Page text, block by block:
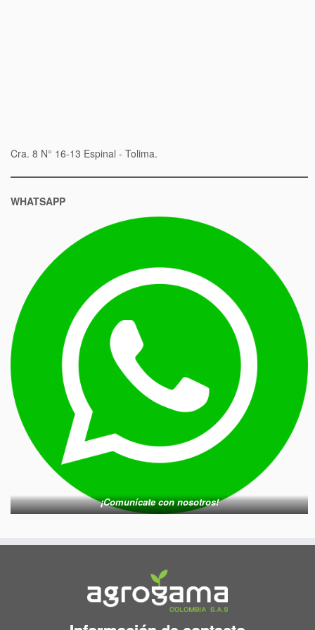
Cra. 8 N° 16-13 Espinal - Tolima.
WHATSAPP
¡Comunícate con nosotros!